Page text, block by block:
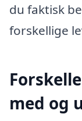
du faktisk
forskellige
med og